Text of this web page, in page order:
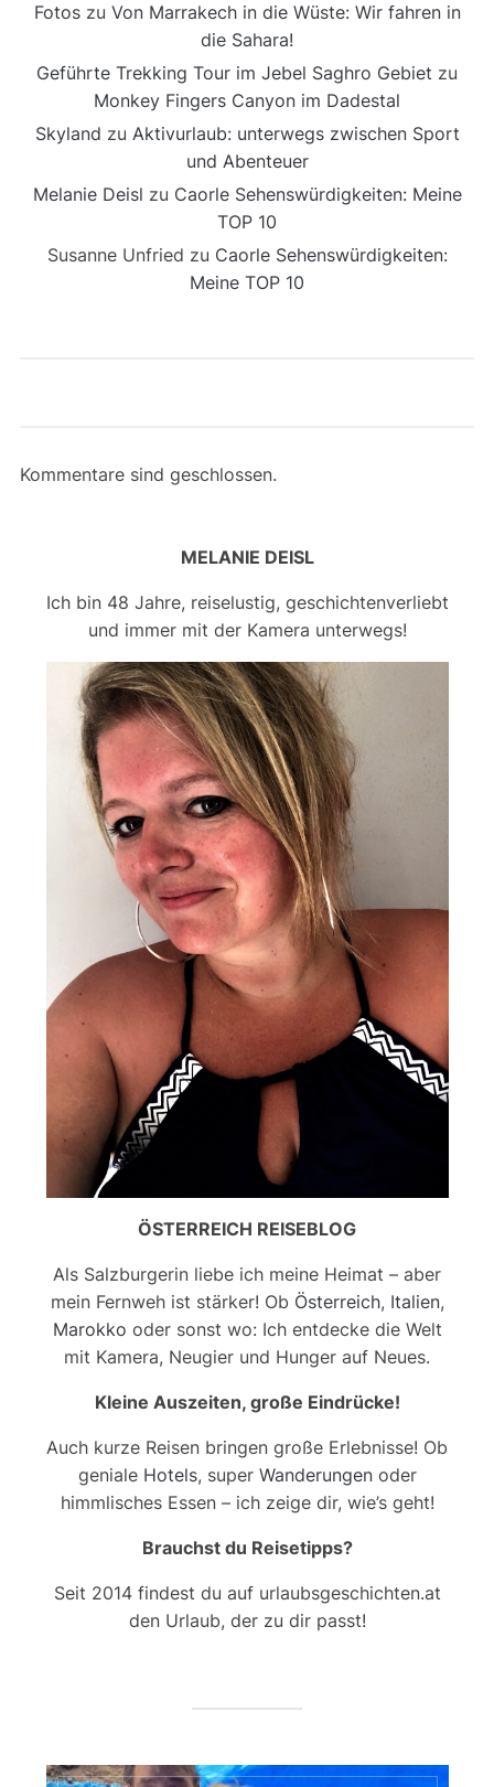
Fotoszu Von Marrakech in die Wüste: Wir fahren in
die Sahara!
Geführte Trekking Tour im Jebel Saghro Gebiet zu
Monkey Fingers Canyon im Dadestal
Skyland zu Aktivurlaub: unterwegs zwischen Sport
und Abenteuer
Melanie Deisl zu Caorle Sehenswürdigkeiten: Meine
TOP 10
Susanne Unfried zu Caorle Sehenswürdigkeiten:
Meine TOP 10
Kommentare sind geschlossen.
MELANIE DEISL
Ich bin 48 Jahre, reiselustig, geschichtenverliebt
und immer mit der Kamera unterwegs!
ÖSTERREICH REISEBLOG
Als Salzburgerin liebe ich meine Heimat – aber
mein Fernweh ist stärker! Ob Österreich, Italien,
Marokko oder sonst wo: Ich entdecke die Welt
mit Kamera, Neugier und Hunger auf Neues.
Kleine Auszeiten, große Eindrücke!
Auch kurze Reisen bringen große Erlebnisse! Ob
geniale Hotels, super Wanderungenoder
himmlisches Essen – ich zeige dir, wie’s geht!
Brauchst du Reisetipps?
Seit 2014 findest du auf urlaubsgeschichten.at
den Urlaub, der zu dir passt!